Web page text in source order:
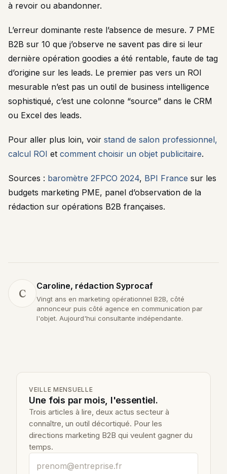
à revoir ou abandonner.
L’erreur dominante reste l’absence de mesure. 7 PME
B2B sur 10 que j’observe ne savent pas dire si leur
dernière opération goodies a été rentable, faute de tag
d’origine sur les leads. Le premier pas vers un ROI
mesurable n’est pas un outil de business intelligence
sophistiqué, c’est une colonne “source” dans le CRM
ou Excel des leads.
Pour aller plus loin, voir stand de salon professionnel,
calcul ROI et comment choisir un objet publicitaire.
Sources : baromètre 2FPCO 2024, BPI France sur les
budgets marketing PME, panel d’observation de la
rédaction sur opérations B2B françaises.
C
Caroline, rédaction Syprocaf
Vingt ans en marketing opérationnel B2B, côté
annonceur puis côté agence en communication par
l'objet. Aujourd'hui consultante indépendante.
VEILLE MENSUELLE
Une fois par mois, l'essentiel.
Trois articles à lire, deux actus secteur à
connaître, un outil décortiqué. Pour les
directions marketing B2B qui veulent gagner du
temps.